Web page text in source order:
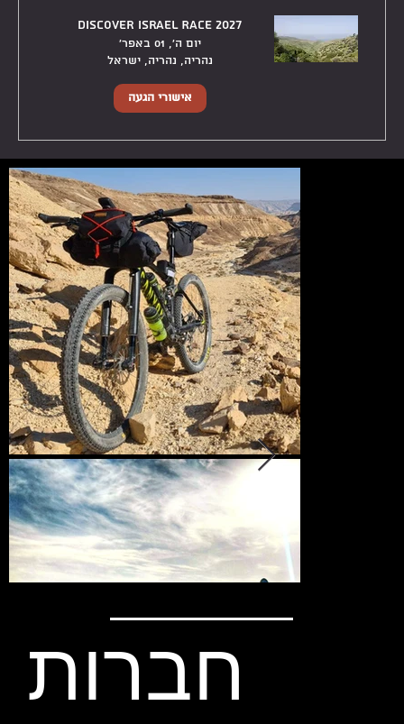
Discover Israel Race 2027
יום ה׳, 01 באפר׳
נהריה, נהריה, ישראל
אישורי הגעה
חברות